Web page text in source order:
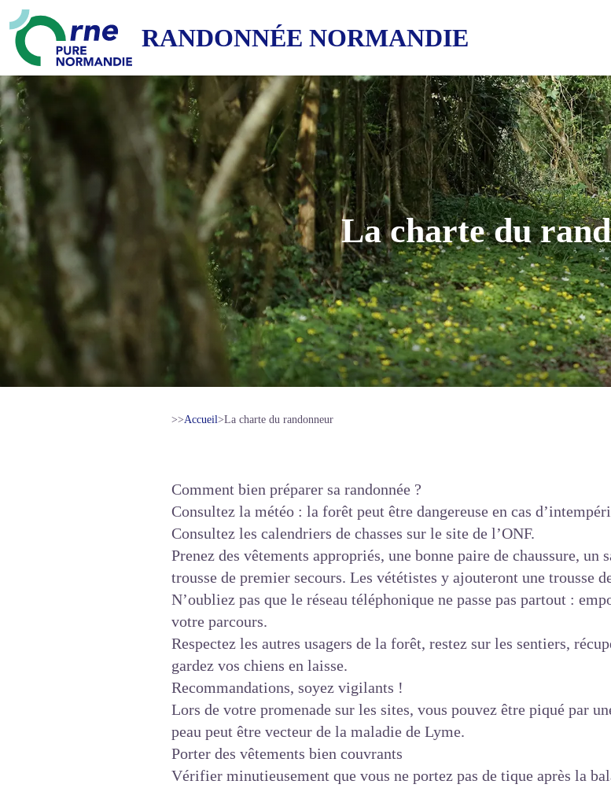
RANDONNÉE NORMANDIE
La charte du
>>Accueil>La charte du randonneur
Comment bien préparer sa randonnée ?
Consultez la météo : la forêt peut être dangereuse en cas
Consultez les calendriers de chasses sur le site de l’ONF.
Prenez des vêtements appropriés, une bonne paire de chaussure, un
trousse de premier secours. Les vététistes y ajouteront une trousse
N’oubliez pas que le réseau téléphonique ne passe pas partout :
votre parcours.
Respectez les autres usagers de la forêt, restez sur les sentiers,
gardez vos chiens en laisse.
Recommandations, soyez vigilants !
Lors de votre promenade sur les sites, vous pouvez être piqué par
peau peut être vecteur de la maladie de Lyme.
Porter des vêtements bien couvrants
Vérifier minutieusement que vous ne portez pas de tique après la